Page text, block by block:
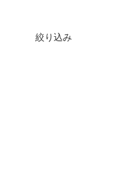
絞り込み